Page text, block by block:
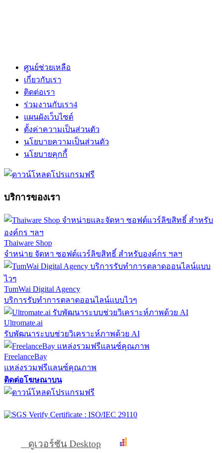
ศูนย์ช่วยเหลือ
เกี่ยวกับเรา
ติดต่อเรา
ร่วมงานกับเรา4
แผนผังเว็บไซต์
ตั้งค่าความเป็นส่วนตัว
นโยบายความเป็นส่วนตัว
นโยบายคุกกี้
บริการของเรา
Thaiware Shop
จำหน่าย จัดหา ซอฟต์แวร์ลิขสิทธิ์ สำหรับองค์กร ฯลฯ
TumWai Digital Agency
บริการรับทำการตลาดออนไลน์แบบไวๆ
Ultromate.ai
รับพัฒนาระบบช่วยวิเคราะห์ภาพด้วย AI
FreelanceBay
แหล่งรวมฟรีแลนซ์คุณภาพ
ติดต่อโฆษณาบน
ดูเวอร์ชัน Desktop